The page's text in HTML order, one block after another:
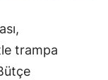
trampa